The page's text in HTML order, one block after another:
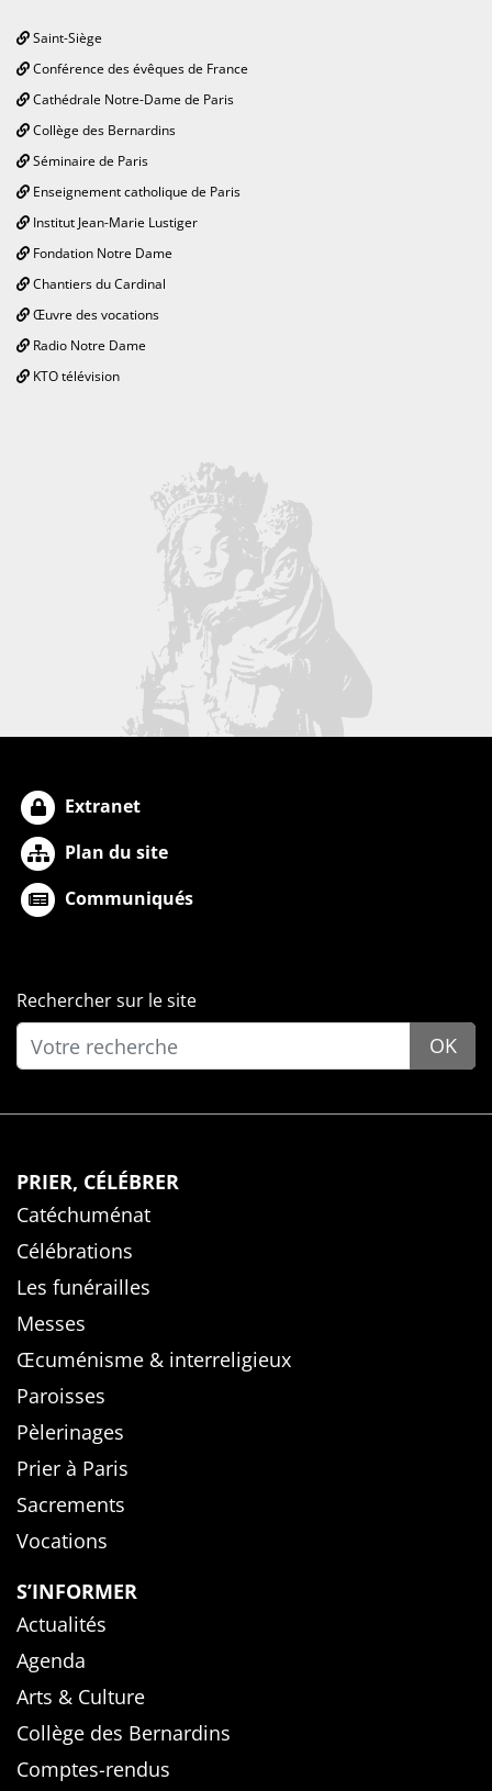
Saint-Siège
Conférence des évêques de France
Cathédrale Notre-Dame de Paris
Collège des Bernardins
Séminaire de Paris
Enseignement catholique de Paris
Institut Jean-Marie Lustiger
Fondation Notre Dame
Chantiers du Cardinal
Œuvre des vocations
Radio Notre Dame
KTO télévision
Extranet
Plan du site
Communiqués
Rechercher sur le site
OK
PRIER, CÉLÉBRER
Catéchuménat
Célébrations
Les funérailles
Messes
Œcuménisme & interreligieux
Paroisses
Pèlerinages
Prier à Paris
Sacrements
Vocations
S’INFORMER
Actualités
Agenda
Arts & Culture
Collège des Bernardins
Comptes-rendus